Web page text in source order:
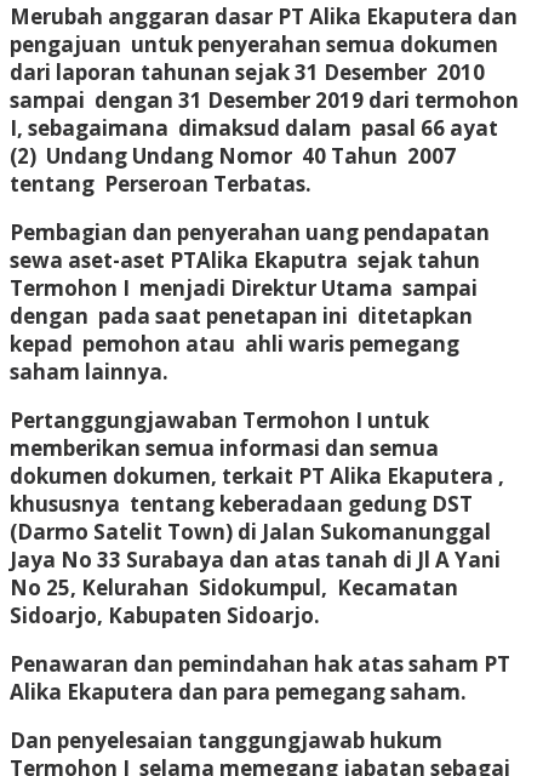
Merubah anggaran dasar PT Alika Ekaputera dan
pengajuan untuk penyerahan semua dokumen
dari laporan tahunan sejak 31 Desember 2010
sampai dengan 31 Desember 2019 dari termohon
I, sebagaimana dimaksud dalam pasal 66 ayat
(2) Undang Undang Nomor 40 Tahun 2007
tentang Perseroan Terbatas.
Pembagian dan penyerahan uang pendapatan
sewa aset-aset PTAlika Ekaputra sejak tahun
Termohon I menjadi Direktur Utama sampai
dengan pada saat penetapan ini ditetapkan
kepad pemohon atau ahli waris pemegang
saham lainnya.
Pertanggungjawaban Termohon I untuk
memberikan semua informasi dan semua
dokumen dokumen, terkait PT Alika Ekaputera ,
khususnya tentang keberadaan gedung DST
(Darmo Satelit Town) di Jalan Sukomanunggal
Jaya No 33 Surabaya dan atas tanah di Jl A Yani
No 25, Kelurahan Sidokumpul, Kecamatan
Sidoarjo, Kabupaten Sidoarjo.
Penawaran dan pemindahan hak atas saham PT
Alika Ekaputera dan para pemegang saham.
Dan penyelesaian tanggungjawab hukum
Termohon I selama memegang jabatan sebagai